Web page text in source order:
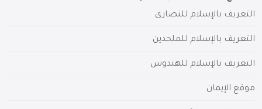
التعريف بالإسلام للنصارى
التعريف بالإسلام للملحدين
التعريف بالإسلام للهندوس
موقع الإيمان